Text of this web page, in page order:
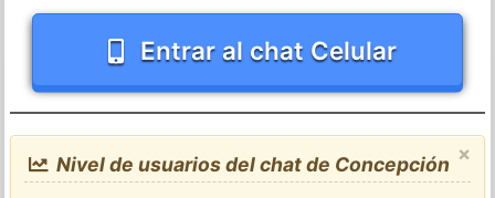
Entrar al chat Celular
×
Nivel de usuarios del chat de Concepción